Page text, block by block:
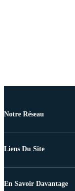
Notre Réseau
Liens Du Site
En Savoir Davantage